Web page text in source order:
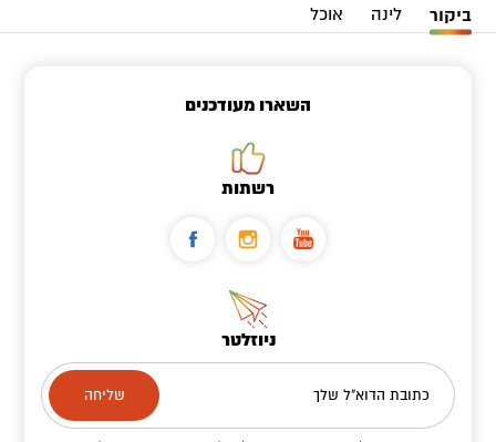
ביקור לינה אוכל
השארו מעודכנים
רשתות
ניוזלטר
כתובת הדוא"ל שלך